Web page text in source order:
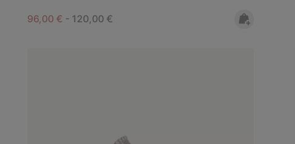
Minimum sale price:
96,00 € - Maximum price:
120,00 €